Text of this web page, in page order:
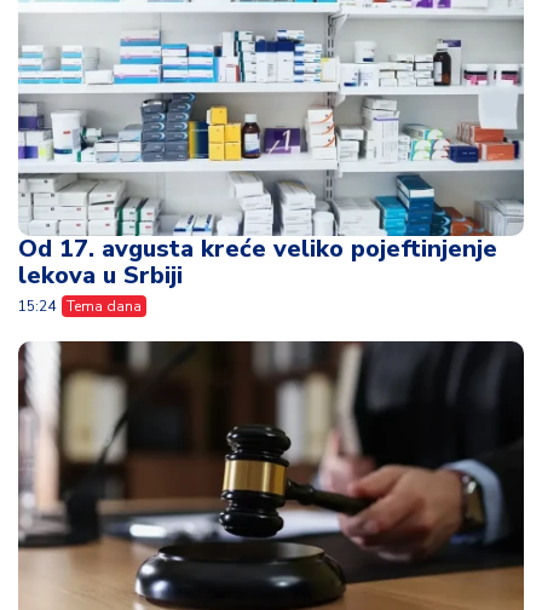
Od 17. avgusta kreće veliko pojeftinjenje
lekova u Srbiji
15:24 Tema dana